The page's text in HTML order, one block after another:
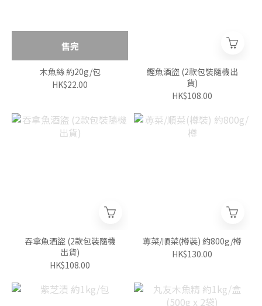
售完
木魚絲 約20g/包
HK$22.00
鰹魚酒盜 (2款包裝隨機出
貨)
HK$108.00
吞拿魚酒盜 (2款包裝隨機
出貨)
HK$108.00
蒪菜/順菜(樽裝) 約800g/樽
HK$130.00